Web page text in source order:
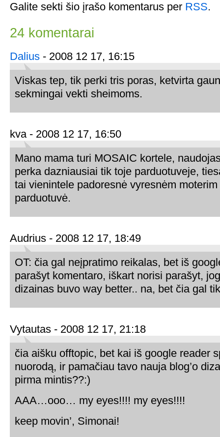
Galite sekti šio įrašo komentarus per RSS.
24 komentarai
Dalius - 2008 12 17, 16:15
Viskas tep, tik perki tris poras, ketvirta
sekmingai vekti sheimoms.
kva - 2008 12 17, 16:50
Mano mama turi MOSAIC kortele,
perka dazniausiai tik toje parduotuveje,
tai vienintele padoresnė vyresnėm
parduotuvė.
Audrius - 2008 12 17, 18:49
OT: čia gal neįpratimo reikalas, bet iš
parašyt komentaro, iškart norisi parašyt,
dizainas buvo way better.. na, bet čia gal
Vytautas - 2008 12 17, 21:18
čia aišku offtopic, bet kai iš google reader
nuorodą, ir pamačiau tavo nauja blog’o
pirma mintis??:)
AAA…ooo… my eyes!!!! my eyes!!!!
keep movin’, Simonai!